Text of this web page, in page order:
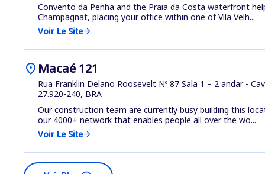
Convento da Penha and the Praia da Costa waterfront
Champagnat, placing your office within one of Vila Velh...
Voir Le Sitearrow_forward
location_on Macaé 121
Rua Franklin Delano Roosevelt Nº 87 Sala 1 – 2 andar -
27.920-240, BRA
Our construction team are currently busy building this
our 4000+ network that enables people all over the wo...
Voir Le Sitearrow_forward